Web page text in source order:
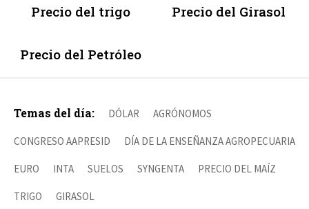
Precio del trigo Precio del Girasol
Precio del Petróleo
Temas del día: DÓLAR AGRÓNOMOS
CONGRESO AAPRESID DÍA DE LA ENSEÑANZA AGROPECUARIA
EURO INTA SUELOS SYNGENTA PRECIO DEL MAÍZ
TRIGO GIRASOL